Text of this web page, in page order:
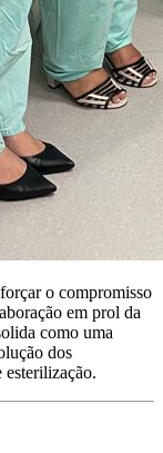
o compromisso
em prol da
como uma
dos
esterilização.